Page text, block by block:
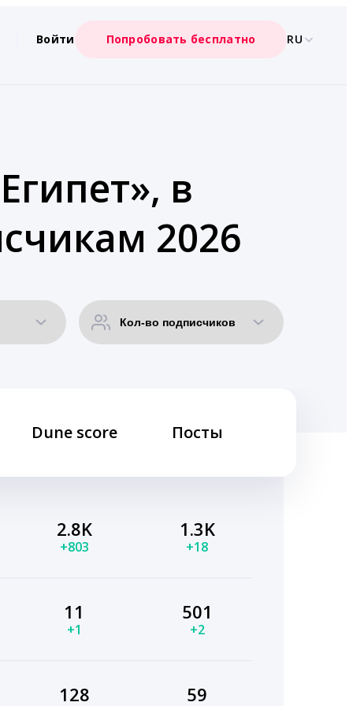
Войти Попробовать бесплатно RU
в
2026
Dune score Посты
2.8K
+803
1.3K
+18
11
+1
501
+2
128 59